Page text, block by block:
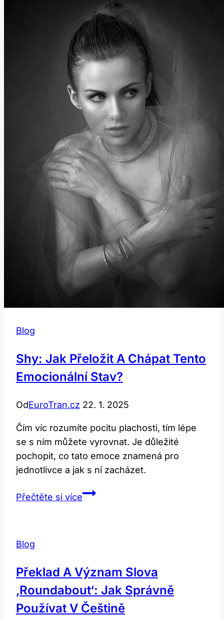
Používat
Toto
Slovo?
Blog
Shy: Jak Přeložit A Chápat Tento
Emocionální Stav?
OdEuroTran.cz 22. 1. 2025
Čím víc rozumíte pocitu plachosti, tím lépe
se s ním můžete vyrovnat. Je důležité
pochopit, co tato emoce znamená pro
jednotlivce a jak s ní zacházet.
Přečtěte si víceShy:
emocionální
stav?
Blog
Překlad A Význam Slova
‚roundabout‘: Jak Správně
Používat V Češtině